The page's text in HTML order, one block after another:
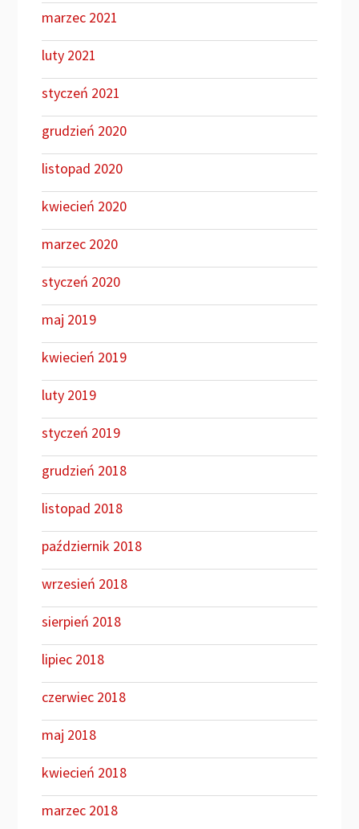
marzec 2021
luty 2021
styczeń 2021
grudzień 2020
listopad 2020
kwiecień 2020
marzec 2020
styczeń 2020
maj 2019
kwiecień 2019
luty 2019
styczeń 2019
grudzień 2018
listopad 2018
październik 2018
wrzesień 2018
sierpień 2018
lipiec 2018
czerwiec 2018
maj 2018
kwiecień 2018
marzec 2018